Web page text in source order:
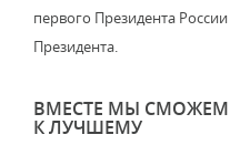
первого Президента
Президента.
ВМЕСТЕ МЫ
К ЛУЧШЕМУ